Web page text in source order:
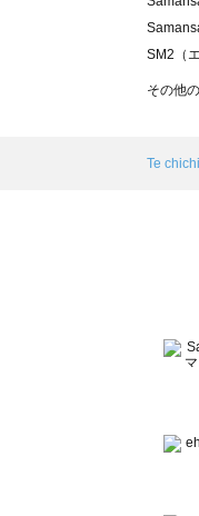
SM2（
Wpc.（
その他
Te chichi